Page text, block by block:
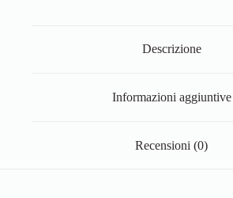
Descrizione
Informazioni aggiuntive
Recensioni (0)